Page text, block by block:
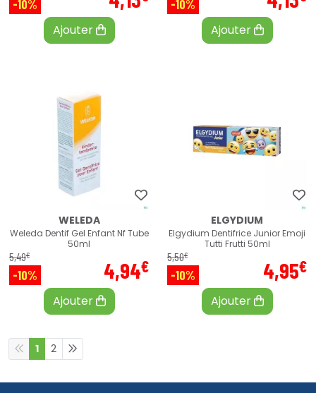
-10%
Ajouter
-10%
Ajouter
WELEDA
Weleda Dentif Gel Enfant Nf Tube
50ml
5,49€
-10% 4,94€
Ajouter
ELGYDIUM
Elgydium Dentifrice Junior Emoji
Tutti Frutti 50ml
5,50€
-10% 4,95€
Ajouter
1 2